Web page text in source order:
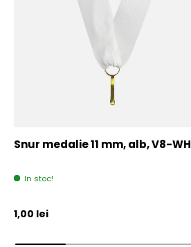
Snur medalie 11 mm, alb, V8-WH
In stoc!
Pret initial
1,00 lei